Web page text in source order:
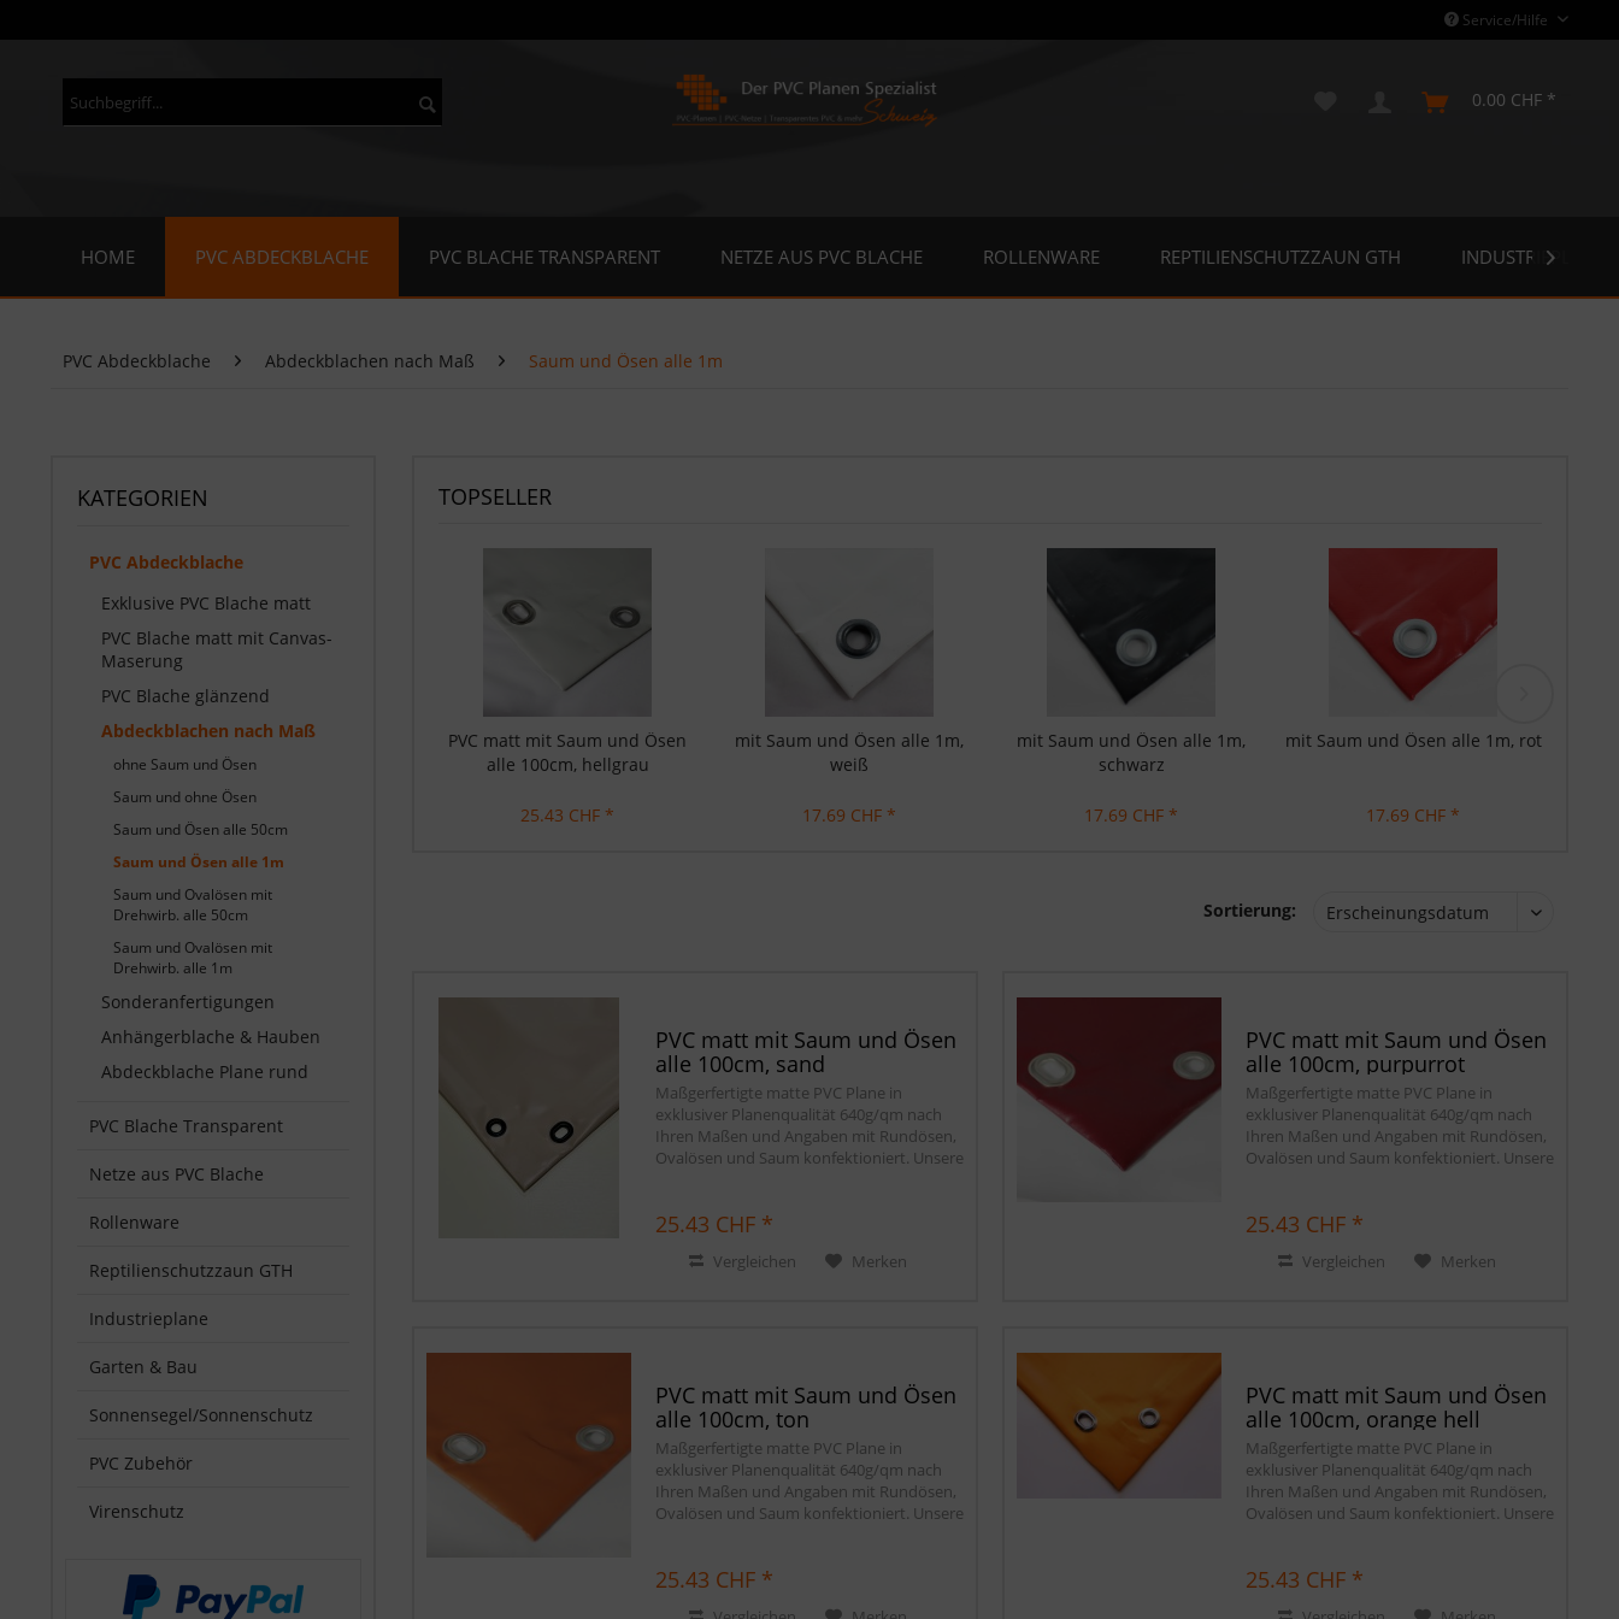
Service/Hilfe
0.00 CHF *
HOME PVC ABDECKBLACHE PVC BLACHE TRANSPARENT NETZE AUS PVC BLACHE ROLLENWARE REPTILIENSCHUTZZAUN GTH INDUSTRIEPLANE

PVC Abdeckblache Abdeckblachen nach Maß Saum und Ösen alle 1m
KATEGORIEN
PVC Abdeckblache
Exklusive PVC Blache matt
PVC Blache matt mit Canvas-
Maserung
PVC Blache glänzend
Abdeckblachen nach Maß
ohne Saum und Ösen
Saum und ohne Ösen
Saum und Ösen alle 50cm
Saum und Ösen alle 1m
Saum und Ovalösen mit
Drehwirb. alle 50cm
Saum und Ovalösen mit
Drehwirb. alle 1m
Sonderanfertigungen
Anhängerblache & Hauben
Abdeckblache Plane rund
PVC Blache Transparent
Netze aus PVC Blache
Rollenware
Reptilienschutzzaun GTH
Industrieplane
Garten & Bau
Sonnensegel/Sonnenschutz
PVC Zubehör
Virenschutz
TOPSELLER
PVC matt mit Saum und Ösen
alle 100cm, hellgrau
25.43 CHF *
mit Saum und Ösen alle 1m,
weiß
17.69 CHF *
mit Saum und Ösen alle 1m,
schwarz
17.69 CHF *
mit Saum und Ösen alle 1m, rot
17.69 CHF *
Sortierung:
PVC matt mit Saum und Ösen
alle 100cm, sand
Maßgerfertigte matte PVC Plane in
exklusiver Planenqualität 640g/qm nach
Ihren Maßen und Angaben mit Rundösen,
Ovalösen und Saum konfektioniert. Unsere
Saum in der...
25.43 CHF *
Vergleichen Merken
PVC matt mit Saum und Ösen
alle 100cm, purpurrot
Maßgerfertigte matte PVC Plane in
exklusiver Planenqualität 640g/qm nach
Ihren Maßen und Angaben mit Rundösen,
Ovalösen und Saum konfektioniert. Unsere
Saum in der...
25.43 CHF *
Vergleichen Merken
PVC matt mit Saum und Ösen
alle 100cm, ton
Maßgerfertigte matte PVC Plane in
exklusiver Planenqualität 640g/qm nach
Ihren Maßen und Angaben mit Rundösen,
Ovalösen und Saum konfektioniert. Unsere
Saum in der...
25.43 CHF *
PVC matt mit Saum und Ösen
alle 100cm, orange hell
Maßgerfertigte matte PVC Plane in
exklusiver Planenqualität 640g/qm nach
Ihren Maßen und Angaben mit Rundösen,
Ovalösen und Saum konfektioniert. Unsere
Saum in der...
25.43 CHF *